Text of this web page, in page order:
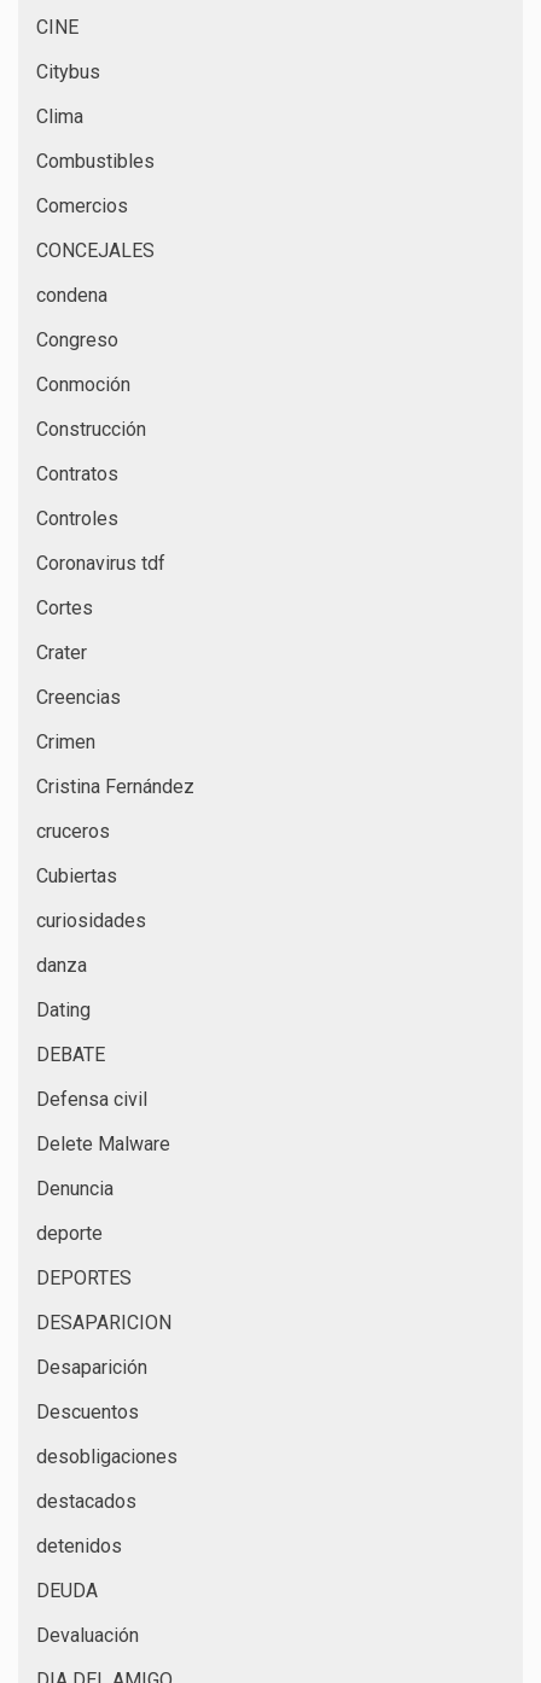
CINE
Citybus
Clima
Combustibles
Comercios
CONCEJALES
condena
Congreso
Conmoción
Construcción
Contratos
Controles
Coronavirus tdf
Cortes
Crater
Creencias
Crimen
Cristina Fernández
cruceros
Cubiertas
curiosidades
danza
Dating
DEBATE
Defensa civil
Delete Malware
Denuncia
deporte
DEPORTES
DESAPARICION
Desaparición
Descuentos
desobligaciones
destacados
detenidos
DEUDA
Devaluación